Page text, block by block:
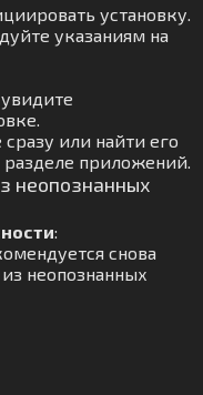
установку.
указаниям на
или найти его
разделе приложений.
неопознанных
:
снова
неопознанных